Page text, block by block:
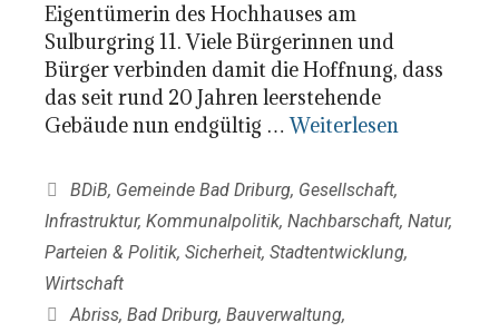
Eigentümerin des Hochhauses am
Sulburgring 11. Viele Bürgerinnen und
Bürger verbinden damit die Hoffnung, dass
das seit rund 20 Jahren leerstehende
Gebäude nun endgültig …Weiterlesen
Kategorien
BDiB, Gemeinde Bad Driburg, Gesellschaft,
Infrastruktur, Kommunalpolitik, Nachbarschaft, Natur,
Parteien & Politik, Sicherheit, Stadtentwicklung,
Wirtschaft
Schlagwörter
Abriss, Bad Driburg, Bauverwaltung,